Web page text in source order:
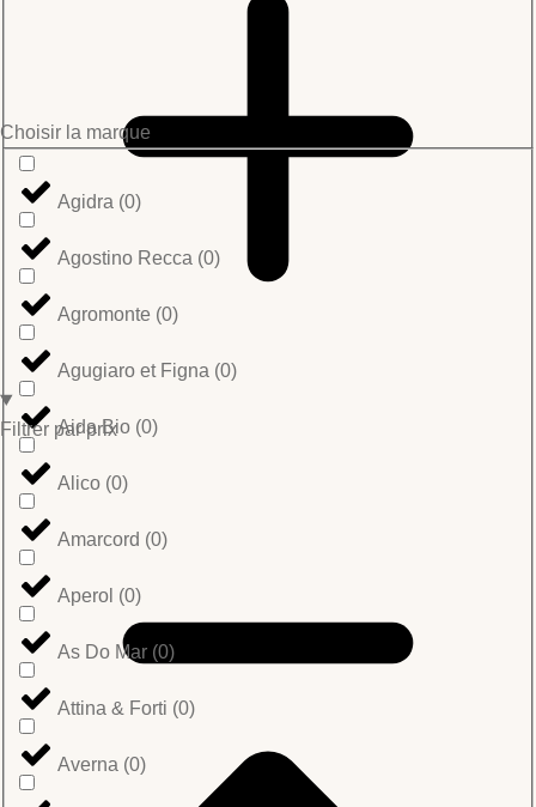
Choisir la marque
Agidra (0)
Agostino Recca (0)
Agromonte (0)
Agugiaro et Figna (0)
Aida Bio (0)
Alico (0)
Amarcord (0)
Aperol (0)
As Do Mar (0)
Attina & Forti (0)
Averna (0)
Filtrer par prix